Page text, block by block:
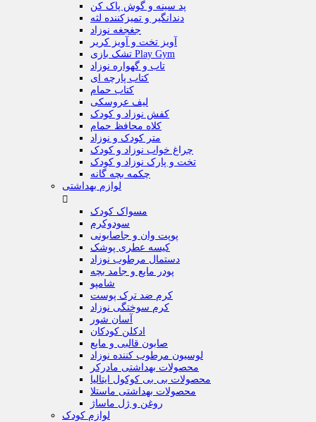
پد سینه و گوش پاک کن
دندانگیر و تمیزکننده لثه
جغجغه نوزاد
آویز تخت و آویز کریر
تشک بازی Play Gym
تاب و گهواره نوزاد
کتاب پارچه ای
کتاب حمام
لیف عروسکی
کفش نوزاد و کودک
کلاه محافظ حمام
متر کودک و نوزاد
چراغ خواب نوزاد و کودک
تخت و پارک نوزاد و کودک
چکمه بچه گانه
لوازم بهداشتی

مسواک کودک
سودوکرم
پوپت وان و جاصابونی
کیسه عطری پوشک
دستمال مرطوب نوزاد
پودر مایع و جامد بچه
شامپو
کرم ضد ترک پوست
کرم سوختگی نوزاد
آسان شور
ادکلن کودکان
صابون قالبی و مایع
لوسیون مرطوب کننده نوزاد
محصولات بهداشتی مادرکر
محصولات بی بی کوکول ایتالیا
محصولات بهداشتی ماستلا
روغن و ژل ماساژ
لوازم کودک